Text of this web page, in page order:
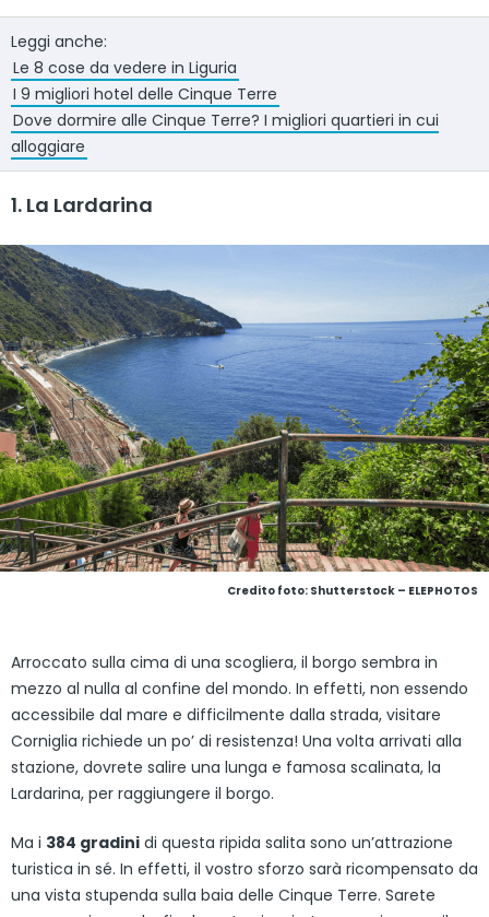
Leggi anche:
Le 8 cose da vedere in Liguria
I 9 migliori hotel delle Cinque Terre
Dove dormire alle Cinque Terre? I migliori quartieri in cui
alloggiare
1. La Lardarina
Credito foto: Shutterstock – ELEPHOTOS
Arroccato sulla cima di una scogliera, il borgo sembra in
mezzo al nulla al confine del mondo. In effetti, non essendo
accessibile dal mare e difficilmente dalla strada, visitare
Corniglia richiede un po’ di resistenza! Una volta arrivati alla
stazione, dovrete salire una lunga e famosa scalinata, la
Lardarina, per raggiungere il borgo.
Ma i 384 gradini di questa ripida salita sono un’attrazione
turistica in sé. In effetti, il vostro sforzo sarà ricompensato da
una vista stupenda sulla baia delle Cinque Terre. Sarete